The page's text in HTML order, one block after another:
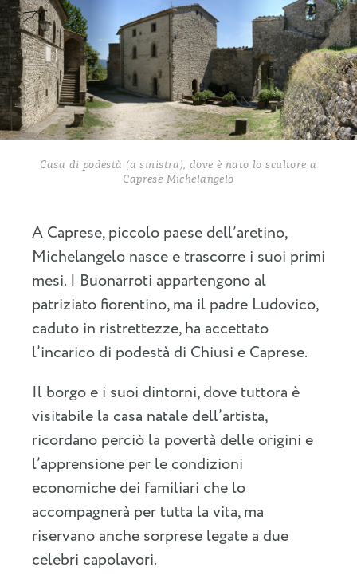
Casa di podestà (a sinistra), dove è nato lo scultore a
Caprese Michelangelo
A Caprese, piccolo paese dell’aretino,
Michelangelo nasce e trascorre i suoi primi
mesi. I Buonarroti appartengono al
patriziato fiorentino, ma il padre Ludovico,
caduto in ristrettezze, ha accettato
l’incarico di podestà di Chiusi e Caprese.
Il borgo e i suoi dintorni, dove tuttora è
visitabile la casa natale dell’artista,
ricordano perciò la povertà delle origini e
l’apprensione per le condizioni
economiche dei familiari che lo
accompagnerà per tutta la vita, ma
riservano anche sorprese legate a due
celebri capolavori.